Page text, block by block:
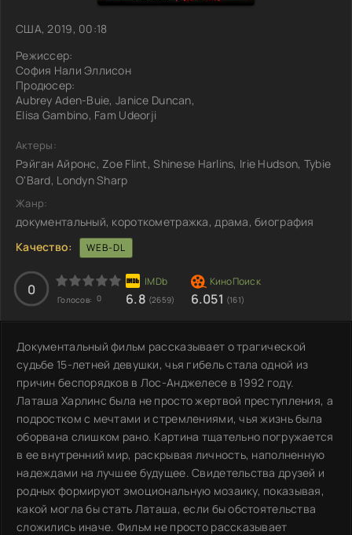
США, 2019, 00:18
Режиссер:
София Нали Эллисон
Продюсер:
Aubrey Aden-Buie, Janice Duncan,
Elisa Gambino, Fam Udeorji
Актеры:
Рэйган Айронс, Zoe Flint, Shinese Harlins, Irie Hudson, Tybie
O'Bard, Londyn Sharp
Жанр:
документальный, короткометражка, драма, биография
Качество:
WEB-DL
0
Голосов: 0 6.8 (2659) 6.051 (161)
Документальный фильм рассказывает о трагической
судьбе 15-летней девушки, чья гибель стала одной из
причин беспорядков в Лос-Анджелесе в 1992 году.
Латаша Харлинс была не просто жертвой преступления, а
подростком с мечтами и стремлениями, чья жизнь была
оборвана слишком рано. Картина тщательно погружается
в ее внутренний мир, раскрывая личность, наполненную
надеждами на лучшее будущее. Свидетельства друзей и
родных формируют эмоциональную мозаику, показывая,
какой могла бы стать Латаша, если бы обстоятельства
сложились иначе. Фильм не просто рассказывает